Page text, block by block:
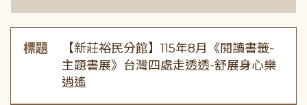
標題
【新莊裕民分館】115年8月《閱讀書籤-
主題書展》台灣四處走透透-舒展身心樂
逍遙